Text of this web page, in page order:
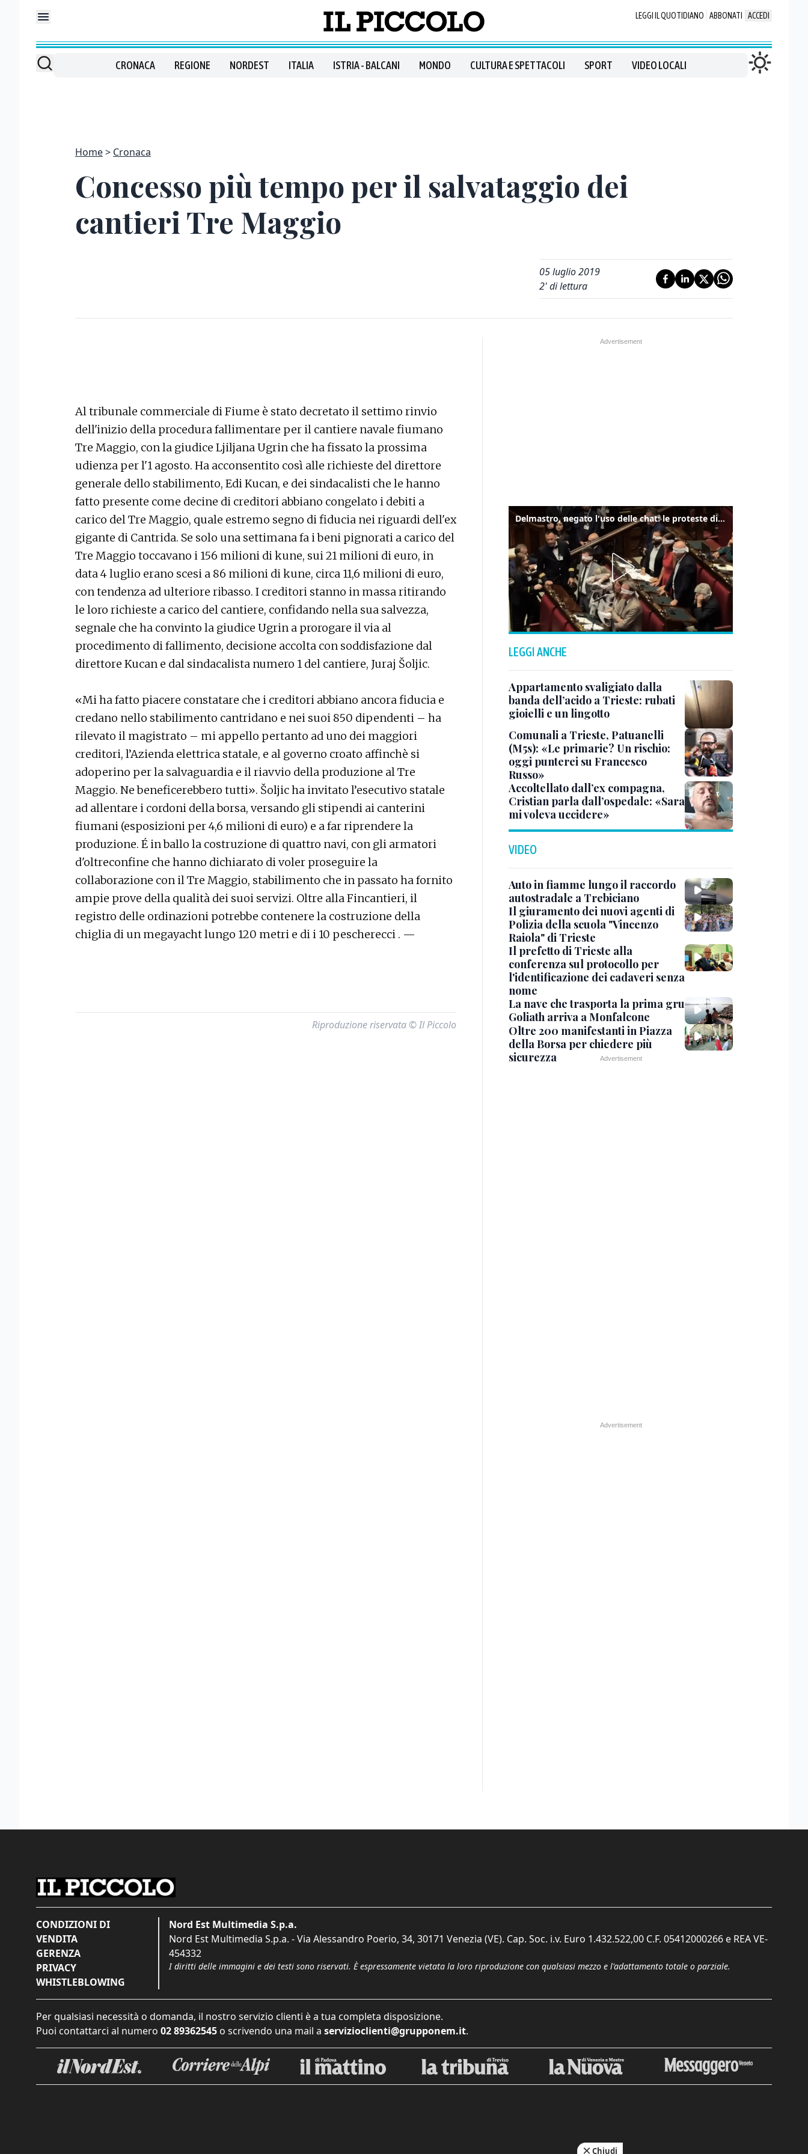
LEGGI IL QUOTIDIANO ABBONATI ACCEDI
CRONACA REGIONE NORDEST ITALIA ISTRIA - BALCANI MONDO CULTURA E SPETTACOLI SPORT VIDEO LOCALI
Home Cronaca
Concesso più tempo per il salvataggio dei
cantieri Tre Maggio
05 luglio 2019
2' di lettura
Al tribunale commerciale di Fiume è stato decretato il settimo rinvio
dell'inizio della procedura fallimentare per il cantiere navale fiumano
Tre Maggio, con la giudice Ljiljana Ugrin che ha fissato la prossima
udienza per l'1 agosto. Ha acconsentito così alle richieste del direttore
generale dello stabilimento, Edi Kucan, e dei sindacalisti che le hanno
fatto presente come decine di creditori abbiano congelato i debiti a
carico del Tre Maggio, quale estremo segno di fiducia nei riguardi dell'ex
gigante di Cantrida. Se solo una settimana fa i beni pignorati a carico del
Tre Maggio toccavano i 156 milioni di kune, sui 21 milioni di euro, in
data 4 luglio erano scesi a 86 milioni di kune, circa 11,6 milioni di euro,
con tendenza ad ulteriore ribasso. I creditori stanno in massa ritirando
le loro richieste a carico del cantiere, confidando nella sua salvezza,
segnale che ha convinto la giudice Ugrin a prorogare il via al
procedimento di fallimento, decisione accolta con soddisfazione dal
direttore Kucan e dal sindacalista numero 1 del cantiere, Juraj Šoljic.
«Mi ha fatto piacere constatare che i creditori abbiano ancora fiducia e
credano nello stabilimento cantridano e nei suoi 850 dipendenti – ha
rilevato il magistrato – mi appello pertanto ad uno dei maggiori
creditori, l’Azienda elettrica statale, e al governo croato affinchè si
adoperino per la salvaguardia e il riavvio della produzione al Tre
Maggio. Ne beneficerebbero tutti». Šoljic ha invitato l’esecutivo statale
ad allentare i cordoni della borsa, versando gli stipendi ai canterini
fiumani (esposizioni per 4,6 milioni di euro) e a far riprendere la
produzione. É in ballo la costruzione di quattro navi, con gli armatori
d'oltreconfine che hanno dichiarato di voler proseguire la
collaborazione con il Tre Maggio, stabilimento che in passato ha fornito
ampie prove della qualità dei suoi servizi. Oltre alla Fincantieri, il
registro delle ordinazioni potrebbe contenere la costruzione della
chiglia di un megayacht lungo 120 metri e di i 10 pescherecci . —
Riproduzione riservata © Il Piccolo
Delmastro, negato l'uso delle chat: le proteste di Avs e M5s
LEGGI ANCHE
Appartamento svaligiato dalla
banda dell’acido a Trieste: rubati
gioielli e un lingotto
Comunali a Trieste, Patuanelli
(M5s): «Le primarie? Un rischio:
oggi punterei su Francesco
Russo»
Accoltellato dall’ex compagna,
Cristian parla dall’ospedale: «Sara
mi voleva uccidere»
VIDEO
Auto in fiamme lungo il raccordo
autostradale a Trebiciano
Il giuramento dei nuovi agenti di
Polizia della scuola "Vincenzo
Raiola" di Trieste
Il prefetto di Trieste alla
conferenza sul protocollo per
l'identificazione dei cadaveri senza
nome
La nave che trasporta la prima gru
Goliath arriva a Monfalcone
Oltre 200 manifestanti in Piazza
della Borsa per chiedere più
sicurezza
CONDIZIONI DI
VENDITA
GERENZA
PRIVACY
WHISTLEBLOWING
Nord Est Multimedia S.p.a.
Nord Est Multimedia S.p.a. - Via Alessandro Poerio, 34, 30171 Venezia (VE). Cap. Soc. i.v. Euro 1.432.522,00 C.F. 05412000266 e REA VE-
454332
I diritti delle immagini e dei testi sono riservati. È espressamente vietata la loro riproduzione con qualsiasi mezzo e l'adattamento totale o parziale.
Per qualsiasi necessità o domanda, il nostro servizio clienti è a tua completa disposizione.
Puoi contattarci al numero 02 89362545 o scrivendo una mail a servizioclienti@grupponem.it.
Chiudi